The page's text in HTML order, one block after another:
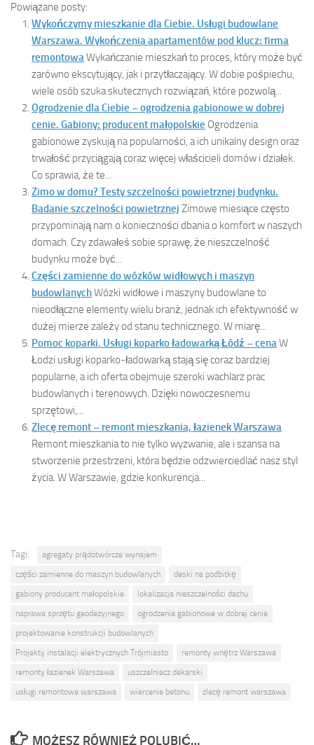
Powiązane posty:
Wykończymy mieszkanie dla Ciebie. Usługi budowlane
Warszawa. Wykończenia apartamentów pod klucz: firma
remontowaWykańczanie mieszkań to proces, który może być
zarówno ekscytujący, jak i przytłaczający. W dobie pośpiechu,
wiele osób szuka skutecznych rozwiązań, które pozwolą...
Ogrodzenie dla Ciebie – ogrodzenia gabionowe w dobrej
cenie. Gabiony: producent małopolskie Ogrodzenia
gabionowe zyskują na popularności, a ich unikalny design oraz
trwałość przyciągają coraz więcej właścicieli domów i działek.
Co sprawia, że te...
Zimo w domu? Testy szczelności powietrznej budynku.
Badanie szczelności powietrznej Zimowe miesiące często
przypominają nam o konieczności dbania o komfort w naszych
domach. Czy zdawałeś sobie sprawę, że nieszczelność
budynku może być...
Części zamienne do wózków widłowych i maszyn
budowlanychWózki widłowe i maszyny budowlane to
nieodłączne elementy wielu branż, jednak ich efektywność w
dużej mierze zależy od stanu technicznego. W miarę...
Pomoc koparki. Usługi koparko ładowarką Łódź – cenaW
Łodzi usługi koparko-ładowarką stają się coraz bardziej
popularne, a ich oferta obejmuje szeroki wachlarz prac
budowlanych i terenowych. Dzięki nowoczesnemu
sprzętowi,...
Zlecę remont – remont mieszkania, łazienek Warszawa
Remont mieszkania to nie tylko wyzwanie, ale i szansa na
stworzenie przestrzeni, która będzie odzwierciedlać nasz styl
życia. W Warszawie, gdzie konkurencja...
Tagi:
agregaty prądotwórcze wynajem
części zamienne do maszyn budowlanych
deski na podbitkę
gabiony producent małopolskie
lokalizacja nieszczelności dachu
naprawa sprzętu geodezyjnego
ogrodzenia gabionowe w dobrej cenie
projektowanie konstrukcji budowlanych
Projekty instalacji elektrycznych Trójmiasto
remonty wnętrz Warszawa
remonty łazienek Warszawa
uszczelniacz dekarski
usługi remontowe warszawa
wiercenie betonu zlecę remont warszawa
MOŻESZ RÓWNIEŻ POLUBIĆ…